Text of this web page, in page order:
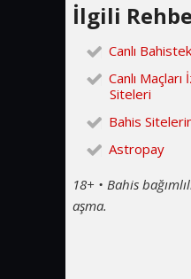
İlgili
Canlı
Canlı
Siteleri
Bahis
Astropay
18+ • Bahis
aşma.